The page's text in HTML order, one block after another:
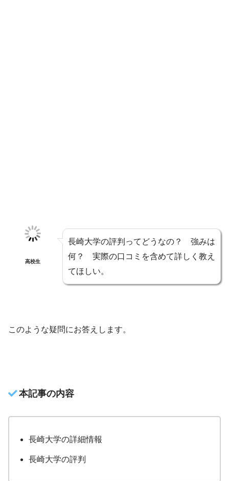
高校生
長崎大学の評判ってどうなの？ 強みは
何？ 実際の口コミを含めて詳しく教え
てほしい。
このような疑問にお答えします。
本記事の内容
長崎大学の詳細情報
長崎大学の評判